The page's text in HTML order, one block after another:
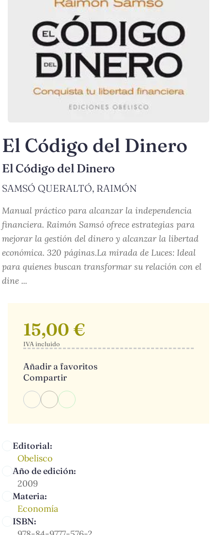
El Código del Dinero
El Código del Dinero
SAMSÓ QUERALTÓ, RAIMÓN
Manual práctico para alcanzar la independencia
financiera. Raimón Samsó ofrece estrategias para
mejorar la gestión del dinero y alcanzar la libertad
económica. 320 páginas.La mirada de Luces: Ideal
para quienes buscan transformar su relación con el
dine ...
Editorial:
Obelisco
Año de edición:
2009
Materia:
Economía
ISBN:
15,00 €
IVA incluido
Añadir a favoritos
Compartir